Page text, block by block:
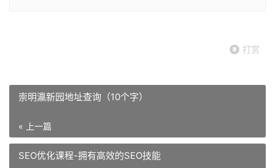
打赏
崇明瀛新园地址查询（10个字）
« 上一篇
SEO优化课程-拥有高效的SEO技能